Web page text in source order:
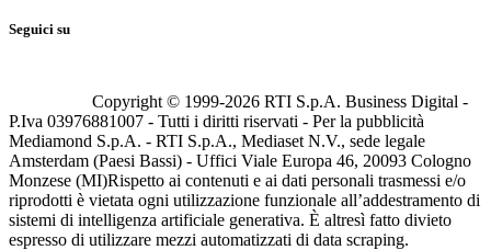
Seguici su
Copyright © 1999-2026 RTI S.p.A. Business Digital -
P.Iva 03976881007 - Tutti i diritti riservati - Per la pubblicità
Mediamond S.p.A. - RTI S.p.A., Mediaset N.V., sede legale
Amsterdam (Paesi Bassi) - Uffici Viale Europa 46, 20093 Cologno
Monzese (MI)Rispetto ai contenuti e ai dati personali trasmessi e/o
riprodotti è vietata ogni utilizzazione funzionale all’addestramento di
sistemi di intelligenza artificiale generativa. È altresì fatto divieto
espresso di utilizzare mezzi automatizzati di data scraping.